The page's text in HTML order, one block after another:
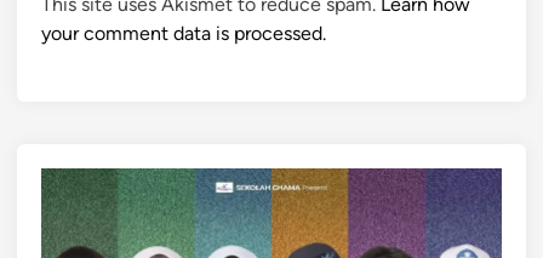
your comment data is processed.